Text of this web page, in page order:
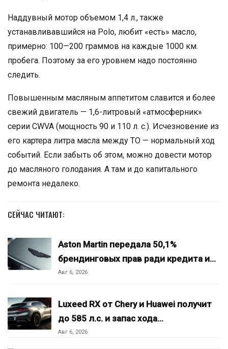
Наддувный мотор объемом 1,4 л., также
устанавливавшийся на Polo, любит «есть» масло,
примерно: 100—200 граммов на каждые 1000 км.
пробега. Поэтому за его уровнем надо постоянно
следить.
Повышенным масляным аппетитом славится и более
свежий двигатель — 1,6-литровый «атмосферник»
серии CWVA (мощность 90 и 110 л. с.). Исчезновение из
его картера литра масла между ТО — нормальный ход
событий. Если забыть об этом, можно довести мотор
до масляного голодания. А там и до капитального
ремонта недалеко.
СЕЙЧАС ЧИТАЮТ:
Aston Martin передала 50,1%
брендинговых прав ради кредита и…
Авг 6, 2026
Luxeed RX от Chery и Huawei получит
до 585 л.с. и запас хода…
Авг 6, 2026